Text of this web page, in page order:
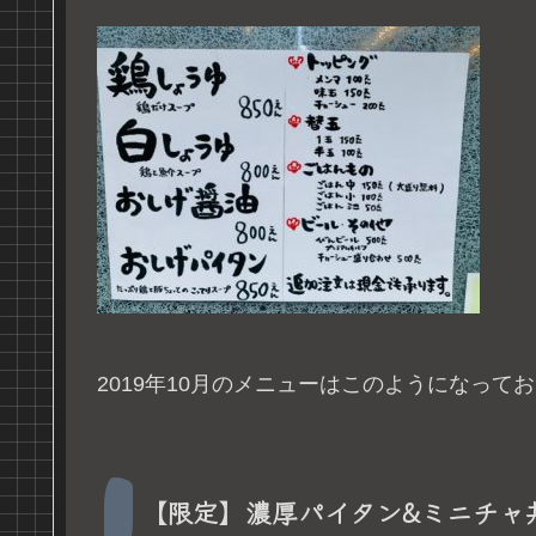
2019年10月のメニューはこのようになってお
【限定】濃厚パイタン&ミニチャ